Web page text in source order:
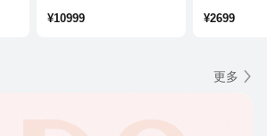
¥10999 ¥2699
更多